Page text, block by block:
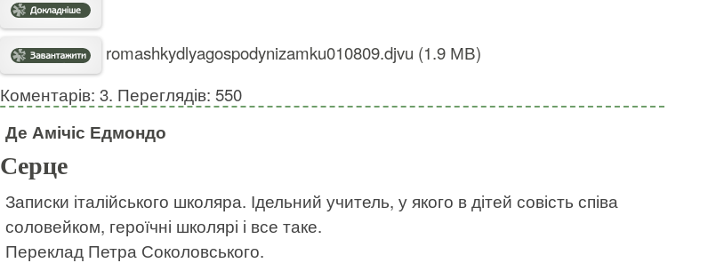
romashkydlyagospodynizamku010809.djvu (1.9 МВ)
Коментарів: 3. Переглядів: 550
Де Амічіс Едмондо
Серце
Записки італійського школяра. Ідельний учитель, у якого в дітей совість співа
соловейком, героїчні школярі і все таке.
Переклад Петра Соколовського.